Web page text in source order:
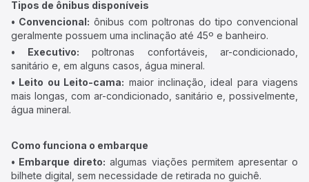
Tipos de ônibus disponíveis
• Convencional: ônibus com poltronas do tipo convencional
geralmente possuem uma inclinação até 45º e banheiro.
• Executivo: poltronas confortáveis, ar-condicionado,
sanitário e, em alguns casos, água mineral.
• Leito ou Leito-cama: maior inclinação, ideal para viagens
mais longas, com ar-condicionado, sanitário e, possivelmente,
água mineral.
Como funciona o embarque
• Embarque direto: algumas viações permitem apresentar o
bilhete digital, sem necessidade de retirada no guichê.